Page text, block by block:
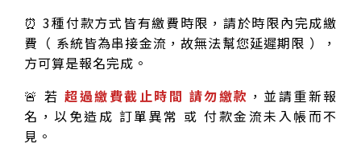
⏰ 3種付款方式皆有繳費時限，請於時限內完成繳
費（ 系統皆為串接金流，故無法幫您延遲期限 ），
方可算是報名完成。
🚨 若 超過繳費截止時間 請勿繳款 ，並請重新報
名，以免造成 訂單異常 或 付款金流未入帳而不
見。